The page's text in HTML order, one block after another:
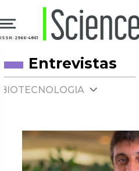
ISSN: 2966-4861
Entrevistas
BIOTECNOLOGIA